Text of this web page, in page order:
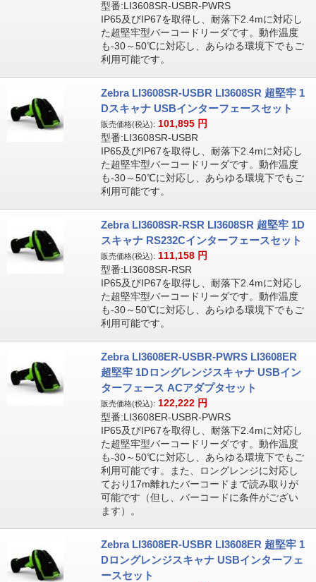
型番:LI3608SR-USBR-PWRS
IP65及びIP67を取得し、耐落下2.4mに対応し
た超堅牢型バーコードリーダです。動作温度
も-30～50℃に対応し、あらゆる環境下でもご
利用可能です。
Zebra LI3608SR-USBR LI3608SR 超堅牢 1
Dスキャナ USBインターフェースセット
販売価格(税込): 101,895 円
型番:LI3608SR-USBR
IP65及びIP67を取得し、耐落下2.4mに対応し
た超堅牢型バーコードリーダです。動作温度
も-30～50℃に対応し、あらゆる環境下でもご
利用可能です。
Zebra LI3608SR-RSR LI3608SR 超堅牢 1D
スキャナ RS232Cインターフェースセット
販売価格(税込): 111,158 円
型番:LI3608SR-RSR
IP65及びIP67を取得し、耐落下2.4mに対応し
た超堅牢型バーコードリーダです。動作温度
も-30～50℃に対応し、あらゆる環境下でもご
利用可能です。
Zebra LI3608ER-USBR-PWRS LI3608ER
超堅牢 1Dロングレンジスキャナ USBイン
ターフェース ACアダプタセット
販売価格(税込): 122,222 円
型番:LI3608ER-USBR-PWRS
IP65及びIP67を取得し、耐落下2.4mに対応し
た超堅牢型バーコードリーダです。動作温度
も-30～50℃に対応し、あらゆる環境下でもご
利用可能です。また、ロングレンジに対応し
ており17m離れたバーコードまで読み取りが
可能です（但し、バーコードに条件がござい
ます）。
Zebra LI3608ER-USBR LI3608ER 超堅牢 1
Dロングレンジスキャナ USBインターフェ
ースセット